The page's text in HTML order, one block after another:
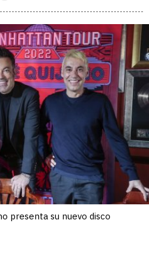
presenta su nuevo disco